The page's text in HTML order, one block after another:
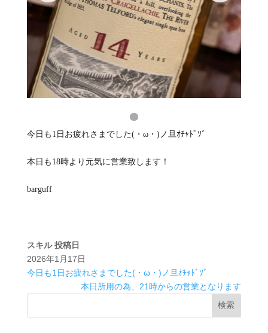
今日も1日お疲れさまでした(・ω・)ノ旦ｵﾁｬﾄﾞｿﾞ
本日も18時より元気に営業致します！
barguff
スキル 投稿日
2026年1月17日
今日も1日お疲れさまでした(・ω・)ノ旦ｵﾁｬﾄﾞｿﾞ
本日所用の為、21時からの営業となります
検索